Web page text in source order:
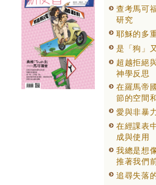
查考馬可
研究
耶穌的多
是「狗」
超越拒絕
神學反思
在羅馬帝
節的空間
愛與非暴
在經課表
成與使用
我總是想
推著我們
追尋失落